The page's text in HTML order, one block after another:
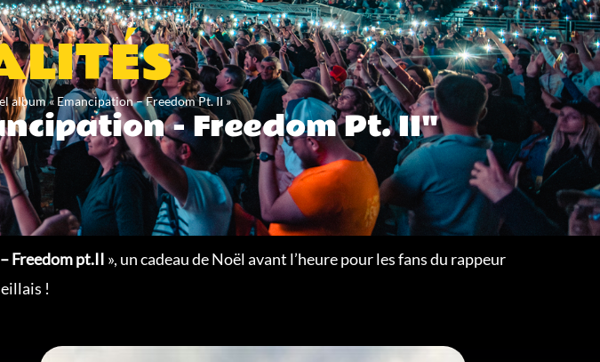
album « Emancipation – Freedom Pt. II »
- Freedom Pt. II"
Freedom pt.II », un cadeau de Noël avant l’heure pour les fans du rappeur
!